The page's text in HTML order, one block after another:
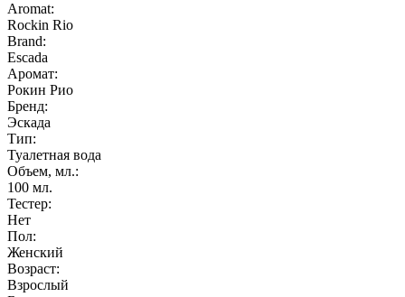
Aromat:
Rockin Rio
Brand:
Escada
Аромат:
Рокин Рио
Бренд:
Эскада
Тип:
Туалетная вода
Объем, мл.:
100 мл.
Тестер:
Нет
Пол:
Женский
Возраст:
Взрослый